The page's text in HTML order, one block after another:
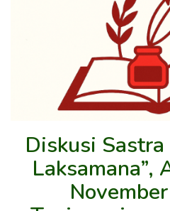
Diskusi Sastra
Laksamana”,